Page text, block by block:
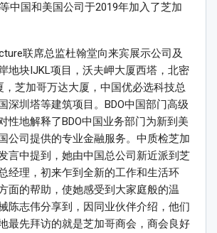
等中国和美国公司于2019年加入了芝加
联席总监杜翰堂向来宾展示公司及
地块IJKL项目，沃夫岬大厦西塔，北密
，芝加哥万达大厦，中国优必选科技总
深圳塔等建筑项目。BDO中国部门高级
性地解释了BDO中国业务部门为新到美
公司提供的专业金融服务。中质检芝加
言中提到，她由中国总公司新近派到芝
经理，初来乍到全新的工作和生活环
面的帮助，使她感受到大家庭般的温
陈志伟分享到，因同业伙伴介绍，他们
最先拜访的就是芝加哥商会，商会良好